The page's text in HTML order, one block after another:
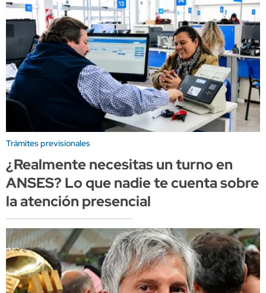
Trámites previsionales
¿Realmente necesitas un turno en
ANSES? Lo que nadie te cuenta sobre
la atención presencial